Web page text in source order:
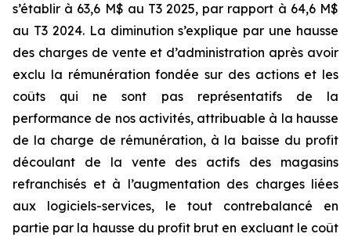
s’établir à 63,6 M$ au T3 2025, par rapport à 64,6 M$
au T3 2024. La diminution s’explique par une hausse
des charges de vente et d’administration après avoir
exclu la rémunération fondée sur des actions et les
coûts qui ne sont pas représentatifs de la
performance de nos activités, attribuable à la hausse
de la charge de rémunération, à la baisse du profit
découlant de la vente des actifs des magasins
refranchisés et à l’augmentation des charges liées
aux logiciels-services, le tout contrebalancé en
partie par la hausse du profit brut en excluant le coût